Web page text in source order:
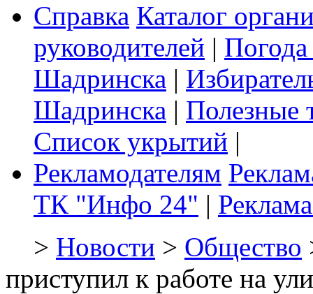
Справка Каталог
руководителей |
Шадринска |
Шадринска | Полезные
Список укрытий |
Рекламодателям
ТК "Инфо 24" |
> Новости > Общество
приступил к работе на